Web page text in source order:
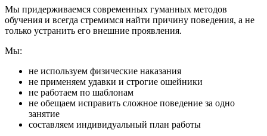
Мы придерживаемся современных гуманных методов
обучения и всегда стремимся найти причину поведения, а не
только устранить его внешние проявления.
Мы:
не используем физические наказания
не применяем удавки и строгие ошейники
не работаем по шаблонам
не обещаем исправить сложное поведение за одно
занятие
составляем индивидуальный план работы